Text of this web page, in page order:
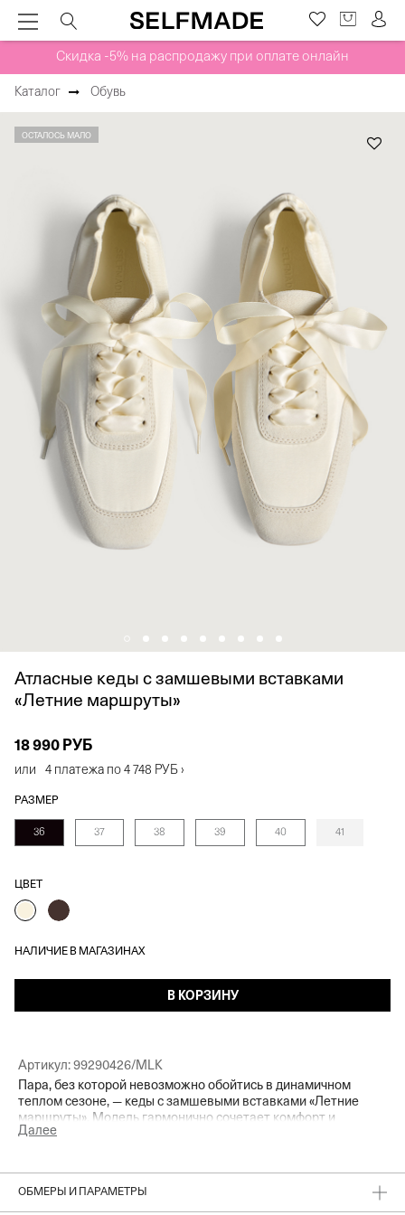
Скидка -5% на распродажу при оплате онлайн
Каталог Обувь
ОСТАЛОСЬ МАЛО
Атласные кеды с замшевыми вставками
«Летние маршруты»
18 990 РУБ
или 4 платежа по 4 748 РУБ ›
РАЗМЕР
36 37 38 39 40 41
ЦВЕТ
В КОРЗИНУ
НАЛИЧИЕ В МАГАЗИНАХ
Артикул: 99290426/MLK
Пара, без которой невозможно обойтись в динамичном
теплом сезоне, — кеды с замшевыми вставками «Летние
маршруты». Модель гармонично сочетает комфорт и
расслабленное настроение с изящным атласным сиянием.
набережной в прохладный летний вечер или любимому
скверу около дома. Дополнительная пара шнурков из атласа
Далее
ОБМЕРЫ И ПАРАМЕТРЫ